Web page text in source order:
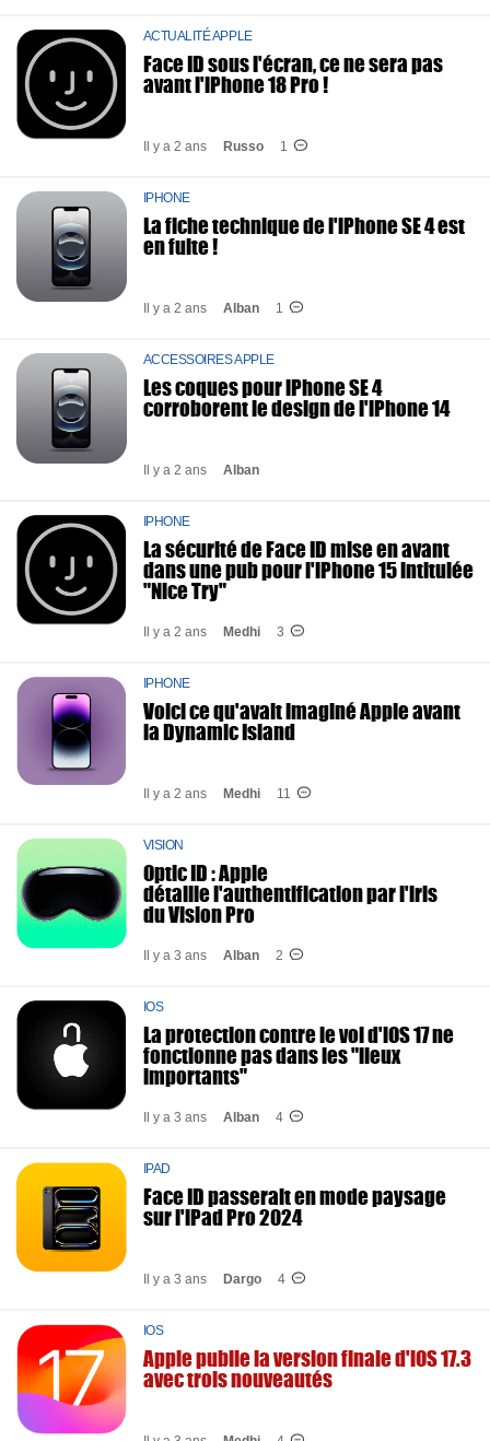
ACTUALITÉ APPLE
Face ID sous l'écran, ce ne sera pas
avant l'iPhone 18 Pro !
Il y a 2 ans Russo 1
IPHONE
La fiche technique de l'iPhone SE 4 est
en fuite !
Il y a 2 ans Alban 1
ACCESSOIRES APPLE
Les coques pour iPhone SE 4
corroborent le design de l'iPhone 14
Il y a 2 ans Alban
IPHONE
La sécurité de Face ID mise en avant
dans une pub pour l'iPhone 15 intitulée
"Nice Try"
Il y a 2 ans Medhi 3
IPHONE
Voici ce qu'avait imaginé Apple avant
la Dynamic Island
Il y a 2 ans Medhi 11
VISION
Optic ID : Apple
détaille l'authentification par l'iris
du Vision Pro
Il y a 3 ans Alban 2
IOS
La protection contre le vol d'iOS 17 ne
fonctionne pas dans les "lieux
importants"
Il y a 3 ans Alban 4
IPAD
Face ID passerait en mode paysage
sur l'iPad Pro 2024
Il y a 3 ans Dargo 4
IOS
Apple publie la version finale d'iOS 17.3
avec trois nouveautés